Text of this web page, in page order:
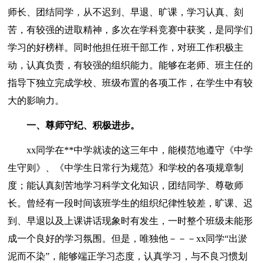
师长、团结同学，从不迟到、早退、旷课，学习认真、刻
苦，有较强的进取精神，多次在学科竞赛中获奖，是同学们
学习的好榜样。同时他担任班干部工作，对班工作积极主
动，认真负责，有较强的组织能力。能够在老师、班主任的
指导下独立完成学校、班级布置的各项工作，在学生中有较
大的影响力。
一、尊师守纪、积极进步。
xx同学在**中学就读的这三年中，能模范地遵守《中学
生守则》、《中学生日常行为规范》和学校的各项规章制
度；能认真刻苦地学习科学文化知识，团结同学、尊敬师
长。曾经有一段时间该班学生的组织纪律性较差，旷课、迟
到、早退以及上课讲话现象时有发生，一时整个班级未能形
成一个良好的学习氛围。但是，唯独他－－－xx同学“出淤
泥而不染”，能够端正学习态度，认真学习，与不良习惯划